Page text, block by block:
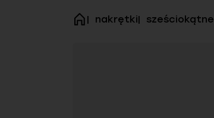
stronanakrętki sześciokątne